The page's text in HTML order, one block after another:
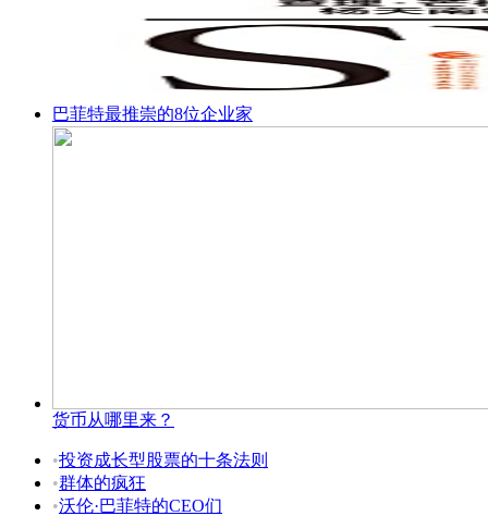
巴菲特最推崇的8位企业家
货币从哪里来？
•投资成长型股票的十条法则
•群体的疯狂
•沃伦·巴菲特的CEO们